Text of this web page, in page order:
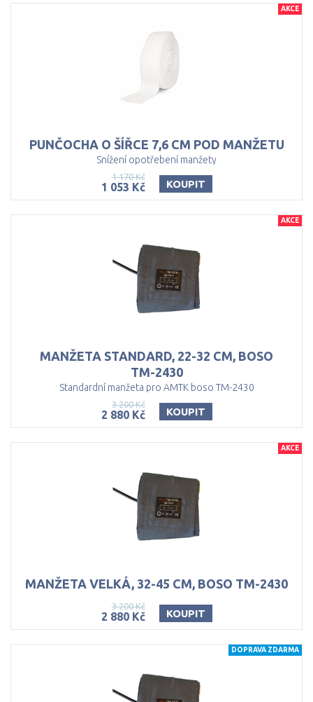
PUNČOCHA O ŠÍŘCE 7,6 CM POD MANŽETU
Snížení opotřebení manžety
1 170 Kč
1 053 Kč KOUPIT
AKCE
MANŽETA STANDARD, 22-32 CM, BOSO
TM-2430
Standardní manžeta pro AMTK boso TM-2430
3 200 Kč
2 880 Kč KOUPIT
AKCE
MANŽETA VELKÁ, 32-45 CM, BOSO TM-2430
3 200 Kč
2 880 Kč KOUPIT
AKCE
DOPRAVA ZDARMA